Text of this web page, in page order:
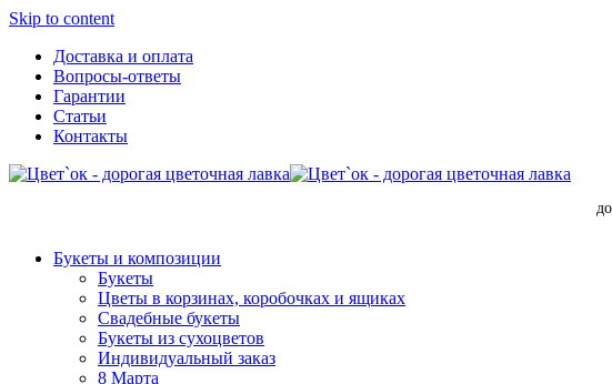
Skip to content
Доставка и оплата
Вопросы-ответы
Гарантии
Статьи
Контакты
Букеты и композиции
Букеты
Цветы в корзинах, коробочках и ящиках
Свадебные букеты
Букеты из сухоцветов
Индивидуальный заказ
8 Марта